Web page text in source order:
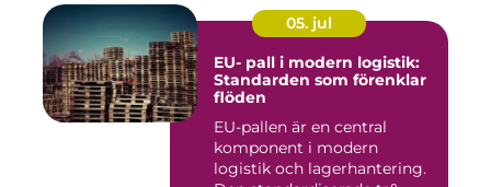
05. jul
EU- pall i modern logistik:
Standarden som förenklar
flöden
EU-pallen är en central
komponent i modern
logistik och lagerhantering.